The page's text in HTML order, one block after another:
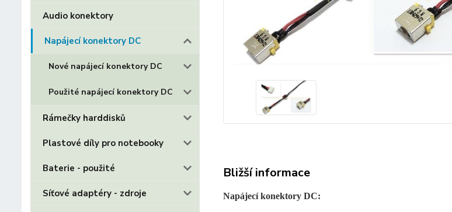
Audio konektory
Napájecí konektory DC
Nové napájecí konektory DC
Použité napájecí konektory DC
Rámečky harddisků
Plastové díly pro notebooky
Baterie - použité
Síťové adaptéry - zdroje
Bližší informace
Napájecí konektory DC: